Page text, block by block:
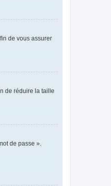
de vous assurer
de réduire la taille
de passe ».